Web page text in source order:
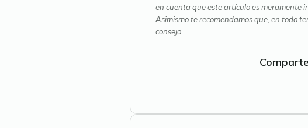
en cuenta que este artículo es meramente
Asimismo te recomendamos que, en todo
consejo.